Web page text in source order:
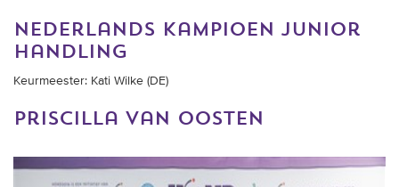
Houden van honden
Fokken met je hond
nederlands kampioen junior
handling
Keurmeester: Kati Wilke (DE)
priscilla van oosten